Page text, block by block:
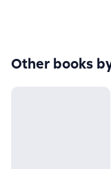
Other books